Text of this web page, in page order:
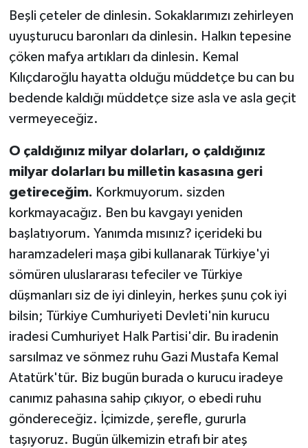
Beşli çeteler de dinlesin. Sokaklarımızı zehirleyen
uyuşturucu baronları da dinlesin. Halkın tepesine
çöken mafya artıkları da dinlesin. Kemal
Kılıçdaroğlu hayatta olduğu müddetçe bu can bu
bedende kaldığı müddetçe size asla ve asla geçit
vermeyeceğiz.
O çaldığınız milyar dolarları, o çaldığınız
milyar dolarları bu milletin kasasına geri
getireceğim. Korkmuyorum. sizden
korkmayacağız. Ben bu kavgayı yeniden
başlatıyorum. Yanımda mısınız? içerideki bu
haramzadeleri maşa gibi kullanarak Türkiye'yi
sömüren uluslararası tefeciler ve Türkiye
düşmanları siz de iyi dinleyin, herkes şunu çok iyi
bilsin; Türkiye Cumhuriyeti Devleti'nin kurucu
iradesi Cumhuriyet Halk Partisi'dir. Bu iradenin
sarsılmaz ve sönmez ruhu Gazi Mustafa Kemal
Atatürk'tür. Biz bugün burada o kurucu iradeye
canımız pahasına sahip çıkıyor, o ebedi ruhu
göndereceğiz. İçimizde, şerefle, gururla
taşıyoruz. Bugün ülkemizin etrafı bir ateş